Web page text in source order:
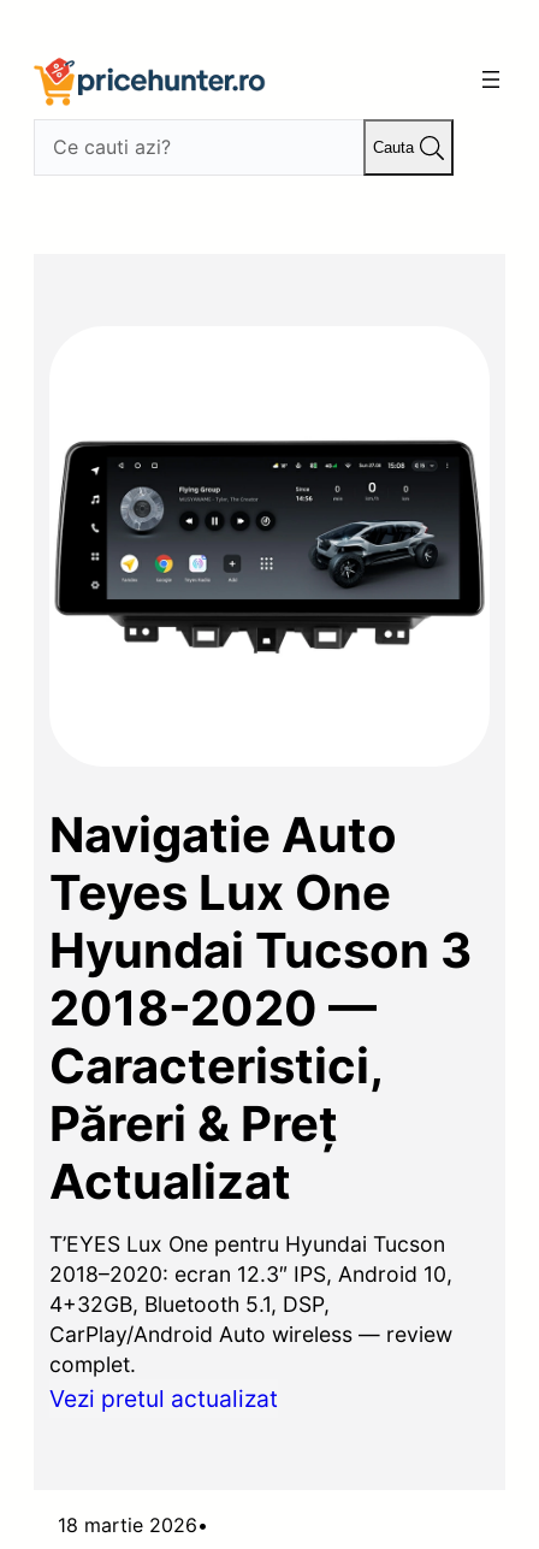
conținut
Cauta
Navigatie Auto
Teyes Lux One
Hyundai Tucson 3
2018-2020 —
Caracteristici,
Păreri & Preț
Actualizat
T’EYES Lux One pentru Hyundai Tucson
2018–2020: ecran 12.3″ IPS, Android 10,
4+32GB, Bluetooth 5.1, DSP,
CarPlay/Android Auto wireless — review
complet.
Vezi pretul actualizat
18 martie 2026•